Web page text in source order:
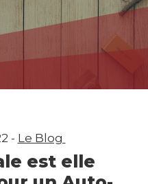
- Le Blog
est elle